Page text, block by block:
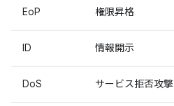
EoP 権限昇格
ID 情報開示
DoS サービス拒否攻撃